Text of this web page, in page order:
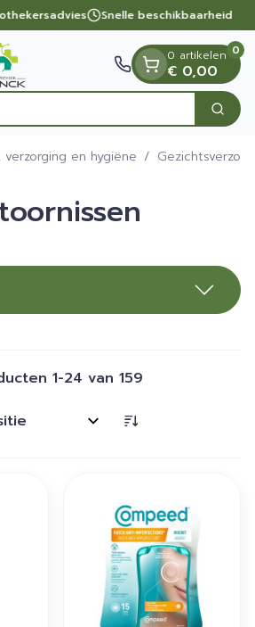
Snelle beschikbaarheid
Zoek
0 artikelen
€ 0,00
0
verzorging en hygiëne /
1-24 van 159
op: